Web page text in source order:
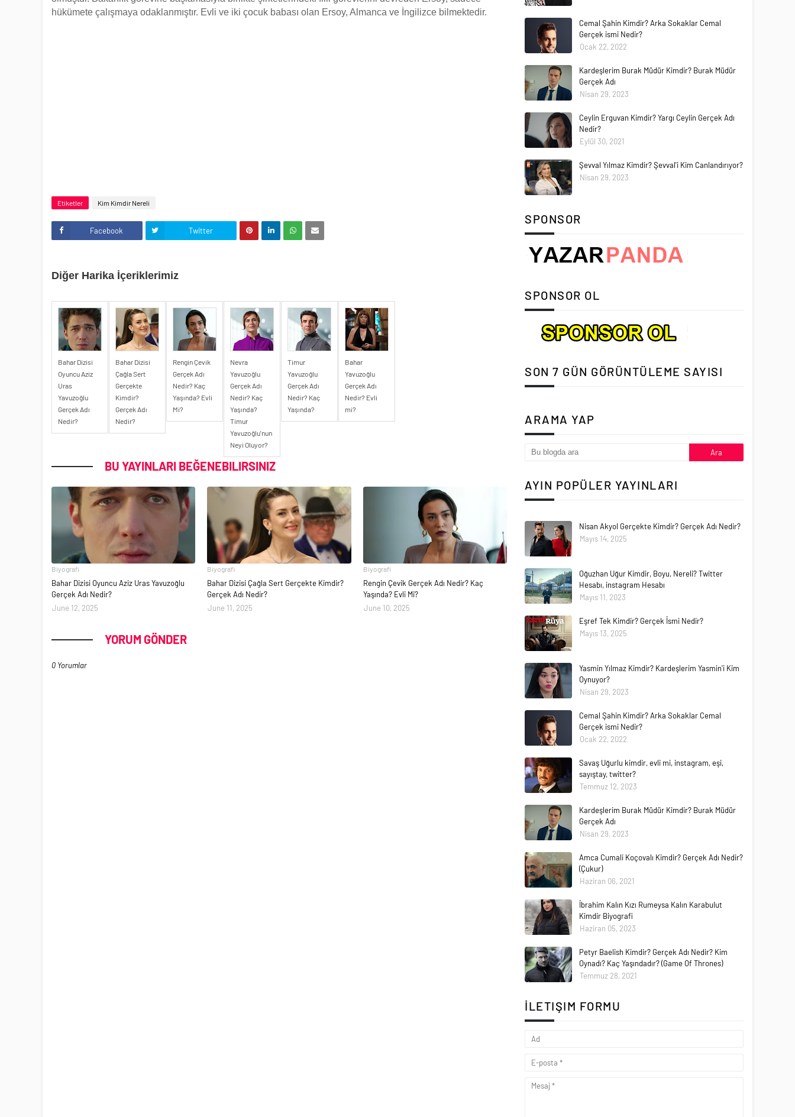
hükümete çalışmaya odaklanmıştır. Evli ve iki çocuk babası olan Ersoy, Almanca ve İngilizce bilmektedir.
Etiketler Kim Kimdir Nereli
Facebook Twitter
Diğer Harika İçeriklerimiz
Bahar Dizisi
Oyuncu Aziz
Uras
Yavuzoğlu
Gerçek Adı
Nedir?
Bahar Dizisi
Çağla Sert
Gerçekte
Kimdir?
Gerçek Adı
Nedir?
Rengin Çevik
Gerçek Adı
Nedir? Kaç
Yaşında? Evli
Mi?
Nevra
Yavuzoğlu
Gerçek Adı
Nedir? Kaç
Yaşında?
Timur
Yavuzoğlu'nun
Neyi Oluyor?
Timur
Yavuzoğlu
Gerçek Adı
Nedir? Kaç
Yaşında?
Bahar
Yavuzoğlu
Gerçek Adı
Nedir? Evli
mi?
BU YAYINLARI BEĞENEBILIRSINIZ
Biyografi
Bahar Dizisi Oyuncu Aziz Uras Yavuzoğlu
Gerçek Adı Nedir?
June 12, 2025
Biyografi
Bahar Dizisi Çağla Sert Gerçekte Kimdir?
Gerçek Adı Nedir?
June 11, 2025
Biyografi
Rengin Çevik Gerçek Adı Nedir? Kaç
Yaşında? Evli Mi?
June 10, 2025
YORUM GÖNDER
0 Yorumlar
Cemal Şahin Kimdir? Arka Sokaklar Cemal
Gerçek ismi Nedir?
Ocak 22, 2022
Kardeşlerim Burak Müdür Kimdir? Burak Müdür
Gerçek Adı
Nisan 29, 2023
Ceylin Erguvan Kimdir? Yargı Ceylin Gerçek Adı
Nedir?
Eylül 30, 2021
Şevval Yılmaz Kimdir? Şevval'i Kim Canlandırıyor?
Nisan 29, 2023
SPONSOR
SPONSOR OL
SON 7 GÜN GÖRÜNTÜLEME SAYISI
ARAMA YAP
AYIN POPÜLER YAYINLARI
Nisan Akyol Gerçekte Kimdir? Gerçek Adı Nedir?
Mayıs 14, 2025
Oğuzhan Uğur Kimdir, Boyu, Nereli? Twitter
Hesabı, instagram Hesabı
Mayıs 11, 2023
Eşref Tek Kimdir? Gerçek İsmi Nedir?
Mayıs 13, 2025
Yasmin Yılmaz Kimdir? Kardeşlerim Yasmin'i Kim
Oynuyor?
Nisan 29, 2023
Cemal Şahin Kimdir? Arka Sokaklar Cemal
Gerçek ismi Nedir?
Ocak 22, 2022
Savaş Uğurlu kimdir, evli mi, instagram, eşi,
sayıştay, twitter?
Temmuz 12, 2023
Kardeşlerim Burak Müdür Kimdir? Burak Müdür
Gerçek Adı
Nisan 29, 2023
Amca Cumali Koçovalı Kimdir? Gerçek Adı Nedir?
(Çukur)
Haziran 06, 2021
İbrahim Kalın Kızı Rumeysa Kalın Karabulut
Kimdir Biyografi
Haziran 05, 2023
Petyr Baelish Kimdir? Gerçek Adı Nedir? Kim
Oynadı? Kaç Yaşındadır? (Game Of Thrones)
Temmuz 28, 2021
İLETIŞIM FORMU